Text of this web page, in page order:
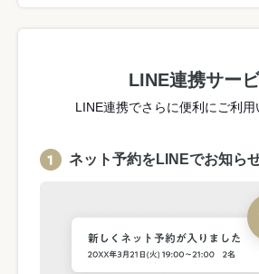
LINE連携サー
LINE連携でさらに便利にご利用
ネット予約をLINEでお知ら